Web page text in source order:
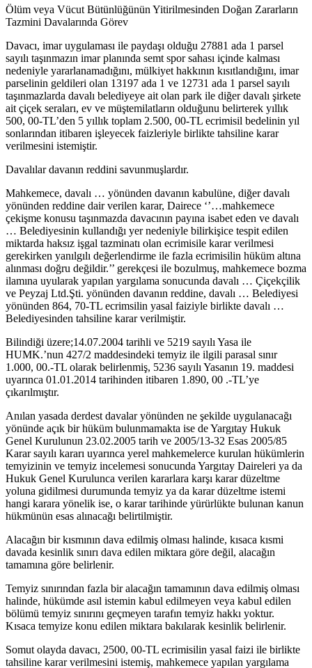
Ölüm veya Vücut Bütünlüğünün Yitirilmesinden Doğan Zararların
Tazmini Davalarında Görev
Davacı, imar uygulaması ile paydaşı olduğu 27881 ada 1 parsel
sayılı taşınmazın imar planında semt spor sahası içinde kalması
nedeniyle yararlanamadığını, mülkiyet hakkının kısıtlandığını, imar
parselinin geldileri olan 13197 ada 1 ve 12731 ada 1 parsel sayılı
taşınmazlarda davalı belediyeye ait olan park ile diğer davalı şirkete
ait çiçek seraları, ev ve müştemilatların olduğunu belirterek yıllık
500, 00-TL’den 5 yıllık toplam 2.500, 00-TL ecrimisil bedelinin yıl
sonlarından itibaren işleyecek faizleriyle birlikte tahsiline karar
verilmesini istemiştir.
Davalılar davanın reddini savunmuşlardır.
Mahkemece, davalı … yönünden davanın kabulüne, diğer davalı
yönünden reddine dair verilen karar, Dairece ‘’…mahkemece
çekişme konusu taşınmazda davacının payına isabet eden ve davalı
… Belediyesinin kullandığı yer nedeniyle bilirkişice tespit edilen
miktarda haksız işgal tazminatı olan ecrimisile karar verilmesi
gerekirken yanılgılı değerlendirme ile fazla ecrimisilin hüküm altına
alınması doğru değildir.’’ gerekçesi ile bozulmuş, mahkemece bozma
ilamına uyularak yapılan yargılama sonucunda davalı … Çiçekçilik
ve Peyzaj Ltd.Şti. yönünden davanın reddine, davalı … Belediyesi
yönünden 864, 70-TL ecrimsilin yasal faiziyle birlikte davalı …
Belediyesinden tahsiline karar verilmiştir.
Bilindiği üzere;14.07.2004 tarihli ve 5219 sayılı Yasa ile
HUMK.’nun 427/2 maddesindeki temyiz ile ilgili parasal sınır
1.000, 00.-TL olarak belirlenmiş, 5236 sayılı Yasanın 19. maddesi
uyarınca 01.01.2014 tarihinden itibaren 1.890, 00 .-TL’ye
çıkarılmıştır.
Anılan yasada derdest davalar yönünden ne şekilde uygulanacağı
yönünde açık bir hüküm bulunmamakta ise de Yargıtay Hukuk
Genel Kurulunun 23.02.2005 tarih ve 2005/13-32 Esas 2005/85
Karar sayılı kararı uyarınca yerel mahkemelerce kurulan hükümlerin
temyizinin ve temyiz incelemesi sonucunda Yargıtay Daireleri ya da
Hukuk Genel Kurulunca verilen kararlara karşı karar düzeltme
yoluna gidilmesi durumunda temyiz ya da karar düzeltme istemi
hangi karara yönelik ise, o karar tarihinde yürürlükte bulunan kanun
hükmünün esas alınacağı belirtilmiştir.
Alacağın bir kısmının dava edilmiş olması halinde, kısaca kısmi
davada kesinlik sınırı dava edilen miktara göre değil, alacağın
tamamına göre belirlenir.
Temyiz sınırından fazla bir alacağın tamamının dava edilmiş olması
halinde, hükümde asıl istemin kabul edilmeyen veya kabul edilen
bölümü temyiz sınırını geçmeyen tarafın temyiz hakkı yoktur.
Kısaca temyize konu edilen miktara bakılarak kesinlik belirlenir.
Somut olayda davacı, 2500, 00-TL ecrimisilin yasal faizi ile birlikte
tahsiline karar verilmesini istemiş, mahkemece yapılan yargılama